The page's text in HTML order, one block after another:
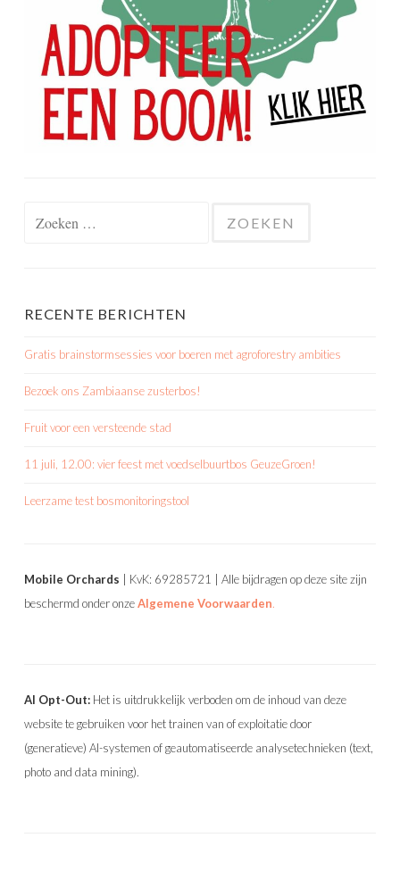
RECENTE BERICHTEN
Gratis brainstormsessies voor boeren met agroforestry ambities
Bezoek ons Zambiaanse zusterbos!
Fruit voor een versteende stad
11 juli, 12.00: vier feest met voedselbuurtbos GeuzeGroen!
Leerzame test bosmonitoringstool
Mobile Orchards | KvK: 69285721 | Alle bijdragen op deze site zijn
beschermd onder onzeAlgemene Voorwaarden.
AI Opt-Out: Het is uitdrukkelijk verboden om de inhoud van deze
website te gebruiken voor het trainen van of exploitatie door
(generatieve) AI-systemen of geautomatiseerde analysetechnieken (text,
photo and data mining).